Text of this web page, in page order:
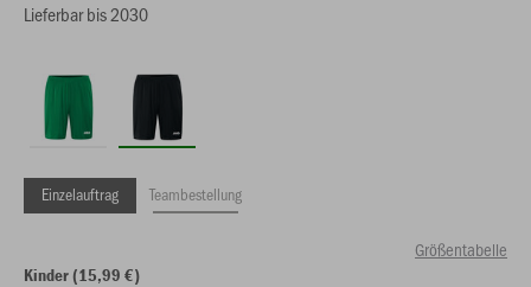
Lieferbar bis 2030
Einzelauftrag Teambestellung
Größentabelle
Kinder (15,99 €)